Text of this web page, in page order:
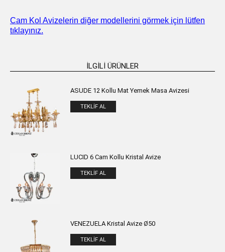
Cam Kol Avizelerin diğer modellerini görmek için lütfen
tıklayınız.
İLGILI ÜRÜNLER
ASUDE 12 Kollu Mat Yemek Masa Avizesi
TEKLIF AL
LUCID 6 Cam Kollu Kristal Avize
TEKLIF AL
VENEZUELA Kristal Avize Ø50
TEKLIF AL